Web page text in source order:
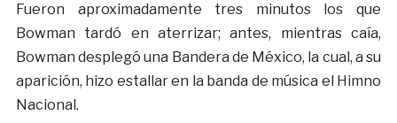
Fueron aproximadamente tres minutos los que
Bowman tardó en aterrizar; antes, mientras caía,
Bowman desplegó una Bandera de México, la cual, a su
aparición, hizo estallar en la banda de música el Himno
Nacional.